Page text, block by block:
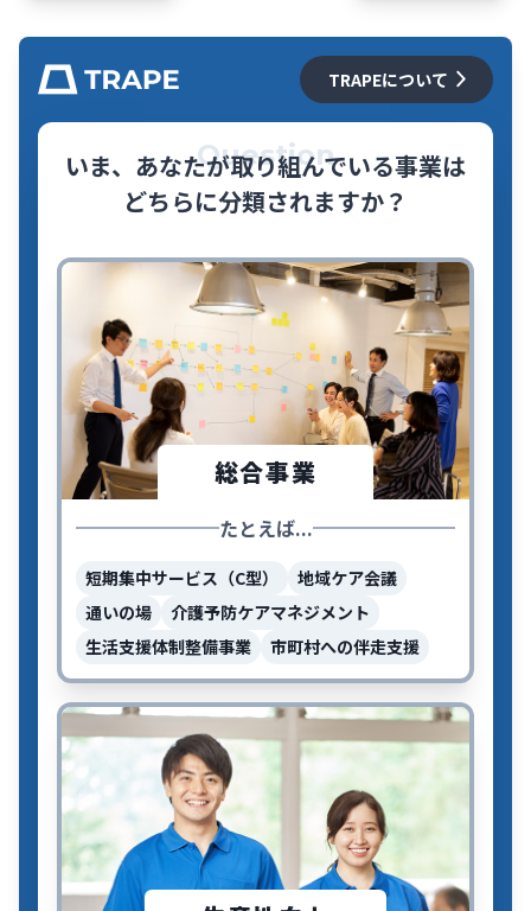
TRAPEについて
Question
いま、あなたが取り組んでいる事業は
どちらに分類されますか？
総合事業
たとえば...
短期集中サービス（C型）
地域ケア会議
通いの場
介護予防ケアマネジメント
生活支援体制整備事業
市町村への伴走支援